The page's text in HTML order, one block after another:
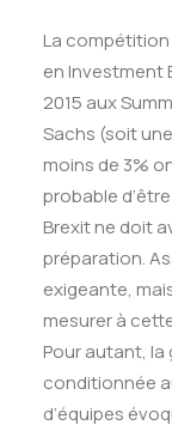
La
en Investment
2015 aux
Sachs (soit
moins de 3%
probable
Brexit ne doit
préparation.
exigeante,
mesurer à
Pour autant,
conditionnée
d’équipes